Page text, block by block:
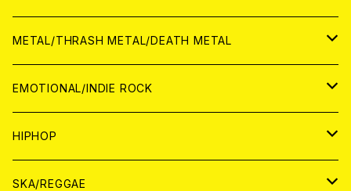
ANALOG
CD
ANALOG
CD
ANALOG
WORLD
CD
ANALOG
JAPAN
CD
ANALOG
WORLD
CD
ANALOG
METAL/THRASH METAL/DEATH METAL
JAPAN
CD
ANALOG
WORLD
ANALOG
EMOTIONAL/INDIE ROCK
JAPAN
CD
WORLD
HIPHOP
JAPAN
SKA/REGGAE